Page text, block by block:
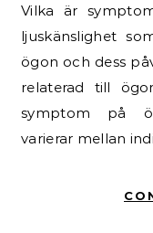
Vilka är
ljuskänslighet
ögon och dess
relaterad till
symptom på
varierar mellan